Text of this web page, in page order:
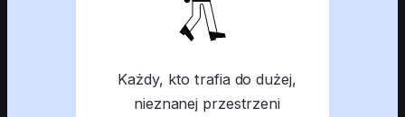
Każdy, kto trafia do dużej,
nieznanej przestrzeni